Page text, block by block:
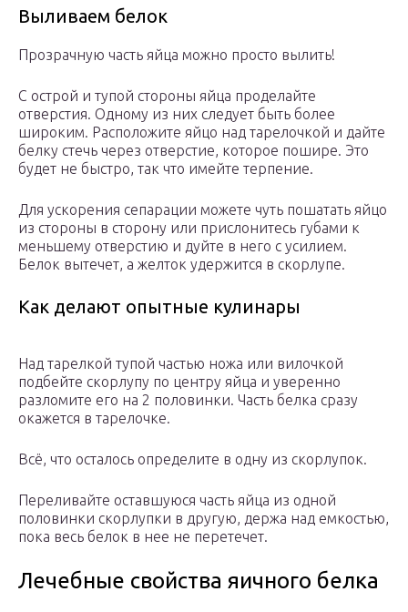
Выливаем белок
Прозрачную часть яйца можно просто вылить!
С острой и тупой стороны яйца проделайте
отверстия. Одному из них следует быть более
широким. Расположите яйцо над тарелочкой и дайте
белку стечь через отверстие, которое пошире. Это
будет не быстро, так что имейте терпение.
Для ускорения сепарации можете чуть пошатать яйцо
из стороны в сторону или прислонитесь губами к
меньшему отверстию и дуйте в него с усилием.
Белок вытечет, а желток удержится в скорлупе.
Как делают опытные кулинары
Над тарелкой тупой частью ножа или вилочкой
подбейте скорлупу по центру яйца и уверенно
разломите его на 2 половинки. Часть белка сразу
окажется в тарелочке.
Всё, что осталось определите в одну из скорлупок.
Переливайте оставшуюся часть яйца из одной
половинки скорлупки в другую, держа над емкостью,
пока весь белок в нее не перетечет.
Лечебные свойства яичного белка